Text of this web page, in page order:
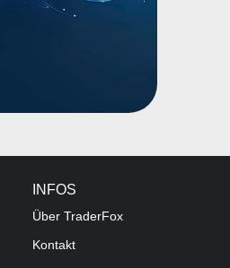
INFOS
Über TraderFox
Kontakt